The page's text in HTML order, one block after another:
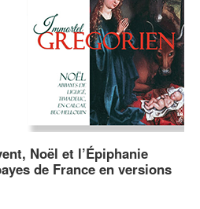
Noël et l’Épiphanie
de France en versions